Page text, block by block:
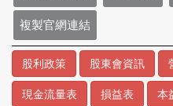
複製官網連結
股利政策 股東會資訊
現金流量表 損益表 本